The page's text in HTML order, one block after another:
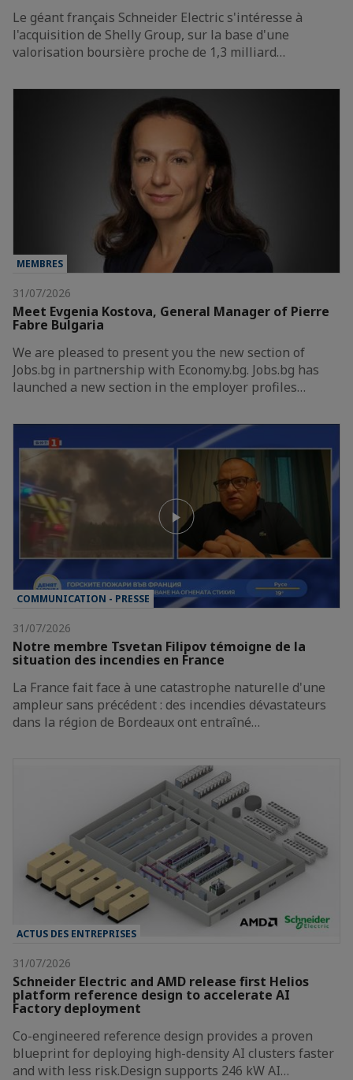
Le géant français Schneider Electric s'intéresse à
l'acquisition de Shelly Group, sur la base d'une
valorisation boursière proche de 1,3 milliard…
MEMBRES
31/07/2026
Meet Evgenia Kostova, General Manager of Pierre
Fabre Bulgaria
We are pleased to present you the new section of
Jobs.bg in partnership with Economy.bg. Jobs.bg has
launched a new section in the employer profiles…
COMMUNICATION - PRESSE
31/07/2026
Notre membre Tsvetan Filipov témoigne de la
situation des incendies en France
La France fait face à une catastrophe naturelle d'une
ampleur sans précédent : des incendies dévastateurs
dans la région de Bordeaux ont entraîné…
ACTUS DES ENTREPRISES
31/07/2026
Schneider Electric and AMD release first Helios
platform reference design to accelerate AI
Factory deployment
Co-engineered reference design provides a proven
blueprint for deploying high-density AI clusters faster
and with less risk.Design supports 246 kW AI…